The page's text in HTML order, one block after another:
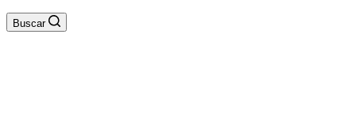
Buscar